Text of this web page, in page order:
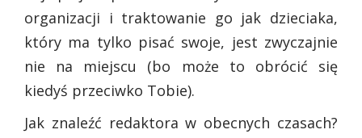
organizacji i traktowanie go jak dzieciaka,
który ma tylko pisać swoje, jest zwyczajnie
nie na miejscu (bo może to obrócić się
kiedyś przeciwko Tobie).
Jak znaleźć redaktora w obecnych czasach?